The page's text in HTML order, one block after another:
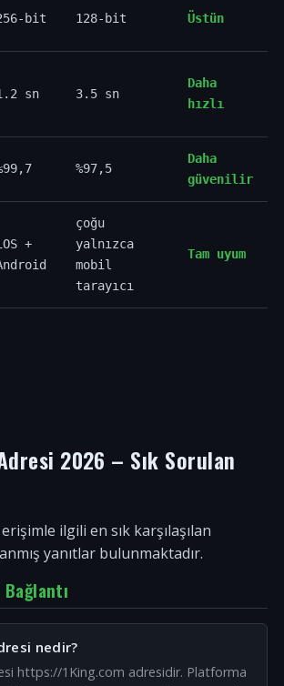
bit 128-bit Üstün
sn 3.5 sn
Daha
hızlı
%97,5
Daha
güvenilir
+
çoğu
yalnızca
mobil
tarayıcı
Tam uyum
2026 – Sık Sorulan
ilgili en sık karşılaşılan
yanıtlar bulunmaktadır.
nedir?
https://1King.com adresidir. Platforma